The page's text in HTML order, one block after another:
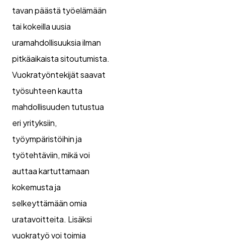
tavan päästä työelämään
tai kokeilla uusia
uramahdollisuuksia ilman
pitkäaikaista sitoutumista.
Vuokratyöntekijät saavat
työsuhteen kautta
mahdollisuuden tutustua
eri yrityksiin,
työympäristöihin ja
työtehtäviin, mikä voi
auttaa kartuttamaan
kokemusta ja
selkeyttämään omia
uratavoitteita. Lisäksi
vuokratyö voi toimia